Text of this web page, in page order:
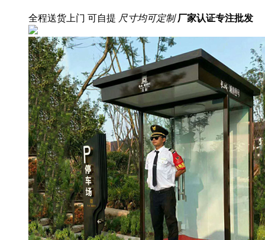
全程送货上门 可自提 尺寸均可定制 厂家认证专注批发